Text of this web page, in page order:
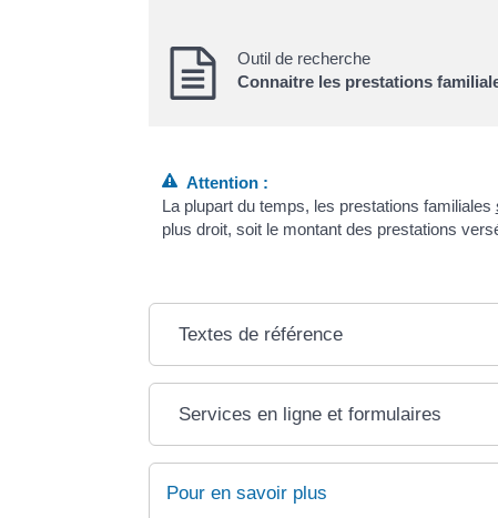
Outil de recherche
Connaitre les prestations
Attention :
La plupart du temps, les prestations familiales
plus droit, soit le montant des prestations
Textes de référence
Services en ligne et formulaires
Pour en savoir plus